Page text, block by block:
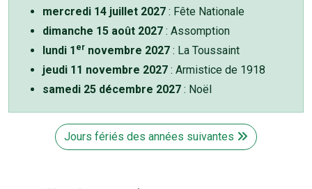
mercredi 14 juillet 2027 : Fête Nationale
dimanche 15 août 2027 : Assomption
lundi 1 er novembre 2027 : La Toussaint
jeudi 11 novembre 2027 : Armistice de 1918
samedi 25 décembre 2027 : Noël
Jours fériés des années suivantes